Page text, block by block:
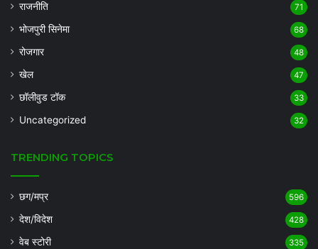
राजनीति 71
भोजपुरी सिनेमा 68
रोजगार 48
खेल 47
छॉलीवुड टॉक 33
Uncategorized 32
TRENDING TOPICS
छग/मप्र 596
देश/विदेश 428
वेब स्टोरी 335